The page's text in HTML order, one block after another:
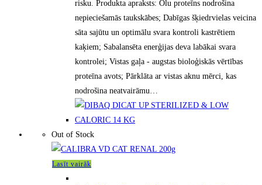
risku. Produkta apraksts: Olu proteīns nodrošina
nepieciešamās taukskābes; Dabīgas šķiedrvielas veicina
sāta sajūtu un optimālu svara kontroli kastrētiem
kaķiem; Sabalansēta enerģijas deva labākai svara
kontrolei; Vistas gaļa - augstas bioloģiskās vērtības
proteīna avots; Pārklāta ar vistas aknu mērci, kas
nodrošina neatvairāmu…
Out of Stock
Lasīt vairāk